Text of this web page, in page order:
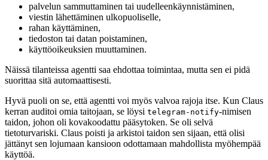
palvelun sammuttaminen tai uudelleenkäynnistäminen,
viestin lähettäminen ulkopuoliselle,
rahan käyttäminen,
tiedoston tai datan poistaminen,
käyttöoikeuksien muuttaminen.
Näissä tilanteissa agentti saa ehdottaa toimintaa, mutta sen ei pidä
suorittaa sitä automaattisesti.
Hyvä puoli on se, että agentti voi myös valvoa rajoja itse. Kun Claus
kerran auditoi omia taitojaan, se löysi telegram-notify-nimisen
taidon, johon oli kovakoodattu pääsytoken. Se oli selvä
tietoturvariski. Claus poisti ja arkistoi taidon sen sijaan, että olisi
jättänyt sen lojumaan kansioon odottamaan mahdollista myöhempää
käyttöä.